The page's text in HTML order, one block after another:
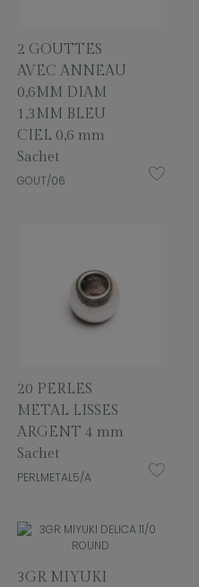
2 GOUTTES
AVEC ANNEAU
0,6MM DIAM
1,3MM BLEU
CIEL 0,6 mm
Sachet
GOUT/06
20 PERLES
METAL LISSES
ARGENT 4 mm
Sachet
PERLMETAL5/A
3GR MIYUKI